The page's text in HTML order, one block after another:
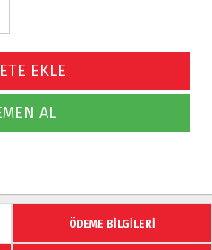
EKLE
AL
ÖDEME BİLGİLERİ